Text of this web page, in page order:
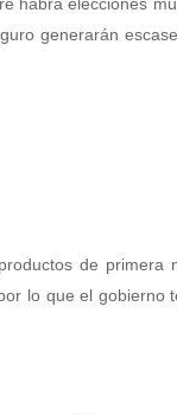
generarán
de primera
lo que el gobierno